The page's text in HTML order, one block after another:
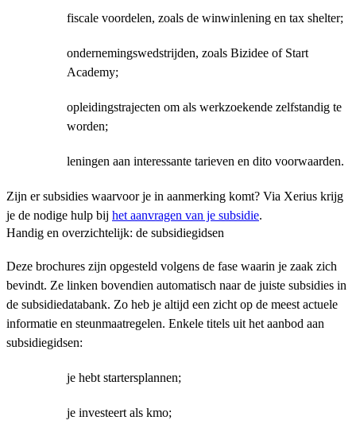
fiscale voordelen, zoals de winwinlening en tax shelter;
ondernemingswedstrijden, zoals Bizidee of Start
Academy;
opleidingstrajecten om als werkzoekende zelfstandig te
worden;
leningen aan interessante tarieven en dito voorwaarden.
Zijn er subsidies waarvoor je in aanmerking komt? Via Xerius krijg
je de nodige hulp bij het aanvragen van je subsidie.
Handig en overzichtelijk: de subsidiegidsen
Deze brochures zijn opgesteld volgens de fase waarin je zaak zich
bevindt. Ze linken bovendien automatisch naar de juiste subsidies in
de subsidiedatabank. Zo heb je altijd een zicht op de meest actuele
informatie en steunmaatregelen. Enkele titels uit het aanbod aan
subsidiegidsen:
je hebt startersplannen;
je investeert als kmo;